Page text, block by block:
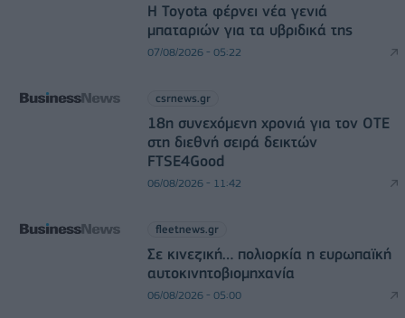
Η Toyota φέρνει νέα γενιά
μπαταριών για τα υβριδικά της
07/08/2026 - 05:22
csrnews.gr
18η συνεχόμενη χρονιά για τον ΟΤΕ
στη διεθνή σειρά δεικτών
FTSE4Good
06/08/2026 - 11:42
fleetnews.gr
Σε κινεζική… πολιορκία η ευρωπαϊκή
αυτοκινητοβιομηχανία
06/08/2026 - 05:00